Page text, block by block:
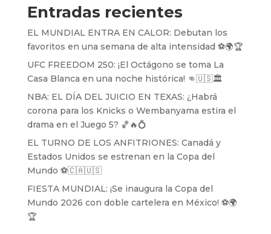
Entradas recientes
EL MUNDIAL ENTRA EN CALOR: Debutan los
favoritos en una semana de alta intensidad ⚽️🌍🏆
UFC FREEDOM 250: ¡El Octágono se toma La
Casa Blanca en una noche histórica! 👊🇺🇸🏛️
NBA: EL DÍA DEL JUICIO EN TEXAS: ¿Habrá
corona para los Knicks o Wembanyama estira el
drama en el Juego 5? 🏀🔥💍
EL TURNO DE LOS ANFITRIONES: Canadá y
Estados Unidos se estrenan en la Copa del
Mundo ⚽️🇨🇦🇺🇸
FIESTA MUNDIAL: ¡Se inaugura la Copa del
Mundo 2026 con doble cartelera en México! ⚽️🌍
🏆